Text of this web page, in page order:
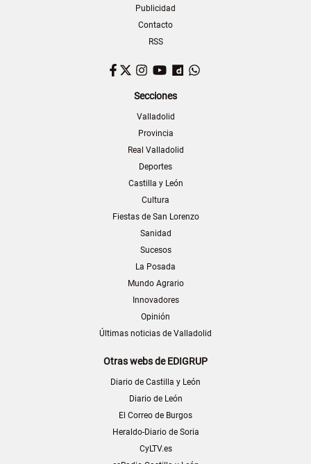
Publicidad
Contacto
RSS
Facebook
TwitterInstagram
YouTubeDailymotion
Secciones
Valladolid
Provincia
Real Valladolid
Deportes
Castilla y León
Cultura
Fiestas de San Lorenzo
Sanidad
Sucesos
La Posada
Mundo Agrario
Innovadores
Opinión
Últimas noticias de Valladolid
Otras webs de EDIGRUP
Diario de Castilla y León
Diario de León
El Correo de Burgos
Heraldo-Diario de Soria
CyLTV.es